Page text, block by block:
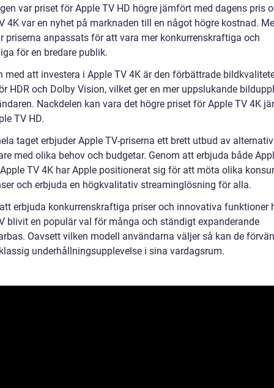
var priset för Apple TV HD högre jämfört med dagens pris
4K var en nyhet på marknaden till en något högre kostnad.
priserna anpassats för att vara mer konkurrenskraftiga och
för en bredare publik.
med att investera i Apple TV 4K är den förbättrade
HDR och Dolby Vision, vilket ger en mer uppslukande
Nackdelen kan vara det högre priset för Apple TV 4K
TV HD.
taget erbjuder Apple TV-priserna ett brett utbud av
med olika behov och budgetar. Genom att erbjuda både
TV 4K har Apple positionerat sig för att möta olika
och erbjuda en högkvalitativ streaminglösning för alla.
erbjuda konkurrenskraftiga priser och innovativa funktioner
blivit en populär val för många och ständigt expanderande
Oavsett vilken modell användarna väljer så kan de
underhållningsupplevelse i sina vardagsrum.